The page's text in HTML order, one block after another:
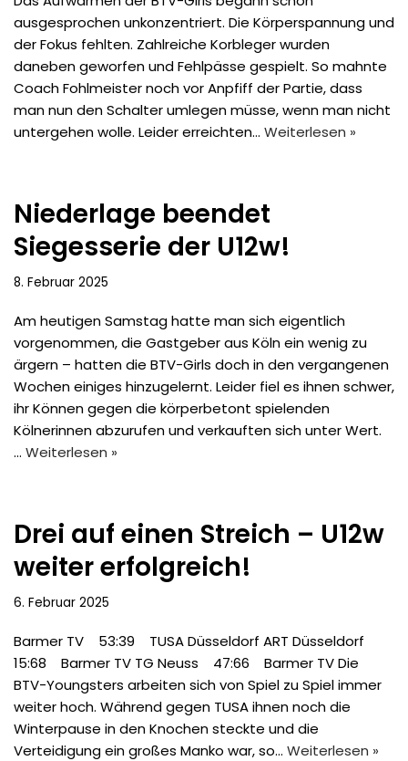
ausgesprochen unkonzentriert. Die Körperspannung und
der Fokus fehlten. Zahlreiche Korbleger wurden
daneben geworfen und Fehlpässe gespielt. So mahnte
Coach Fohlmeister noch vor Anpfiff der Partie, dass
man nun den Schalter umlegen müsse, wenn man nicht
untergehen wolle. Leider erreichten… Weiterlesen »
Niederlage beendet
Siegesserie der U12w!
8. Februar 2025
Am heutigen Samstag hatte man sich eigentlich
vorgenommen, die Gastgeber aus Köln ein wenig zu
ärgern – hatten die BTV-Girls doch in den vergangenen
Wochen einiges hinzugelernt. Leider fiel es ihnen schwer,
ihr Können gegen die körperbetont spielenden
Kölnerinnen abzurufen und verkauften sich unter Wert.
… Weiterlesen »
Drei auf einen Streich – U12w
weiter erfolgreich!
6. Februar 2025
Barmer TV 53:39 TUSA Düsseldorf ART Düsseldorf
15:68 Barmer TV TG Neuss 47:66 Barmer TV Die
BTV-Youngsters arbeiten sich von Spiel zu Spiel immer
weiter hoch. Während gegen TUSA ihnen noch die
Winterpause in den Knochen steckte und die
Verteidigung ein großes Manko war, so… Weiterlesen »